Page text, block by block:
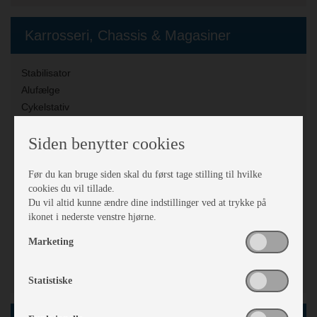
Karrosseri, Chassis & Magasiner
Stabilisator
Alufælge
Cykelstativ
Mover
Vindue i dør
Myggenet
Fluenetsdør
Glasfibertag- og vognsider
Siden benytter cookies
Før du kan bruge siden skal du først tage stilling til hvilke
cookies du vil tillade.
Du vil altid kunne ændre dine indstillinger ved at trykke på
ikonet i nederste venstre hjørne.
Marketing
Statistiske